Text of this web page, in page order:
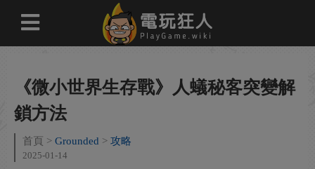
《微小世界生存戰》人蟻秘客突變解
鎖方法
首頁 Grounded 攻略
2025-01-14